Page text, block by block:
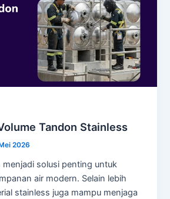
Tandon Stainless
2026
solusi penting untuk
air modern. Selain lebih
stainless juga mampu menjaga